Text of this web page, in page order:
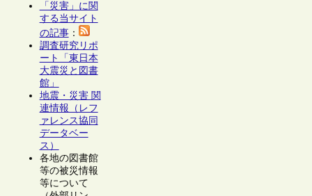
「災害」に関
する当サイト
の記事：
調査研究リポ
ート「東日本
大震災と図書
館」
地震・災害 関
連情報（レフ
ァレンス協同
データベー
ス）
各地の図書館
等の被災情報
等について